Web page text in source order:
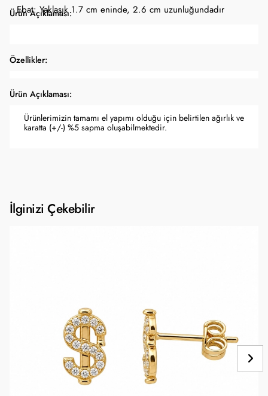
Ebat: Yaklaşık 1.7 cm eninde, 2.6 cm uzunluğundadır
Ürün Açıklaması:
Özellikler:
Ürün Açıklaması:
Ürünlerimizin tamamı el yapımı olduğu için belirtilen ağırlık ve
karatta (+/-) %5 sapma oluşabilmektedir.
İlginizi Çekebilir